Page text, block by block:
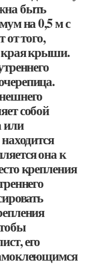
быть
на 0,5 м с
от того,
края крыши.
собой
или
она к
крепления
его